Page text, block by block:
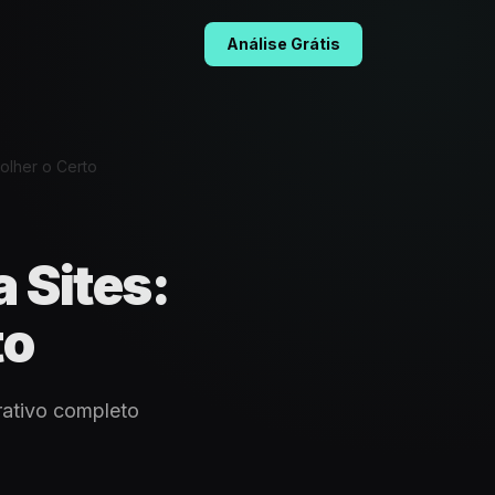
Análise Grátis
o Certo
Sites:
completo